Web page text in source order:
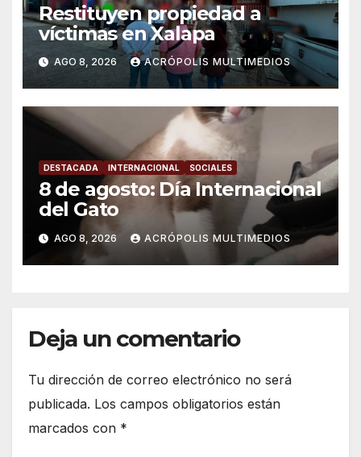
Restituyen propiedad a
víctimas en Xalapa
AGO 8, 2026 ACRÓPOLIS MULTIMEDIOS
DESTACADA INTERNACIONAL SOCIALES
8 de agosto: Día Internacional
del Gato
AGO 8, 2026 ACRÓPOLIS MULTIMEDIOS
Deja un comentario
Tu dirección de correo electrónico no será
publicada. Los campos obligatorios están
marcados con *